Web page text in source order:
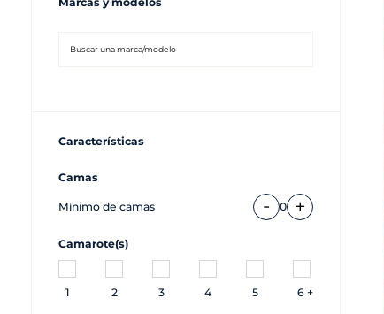
Características
Camas
Mínimo de camas - 0 +
Camarote(s)
1 2 3 4 5 6 +